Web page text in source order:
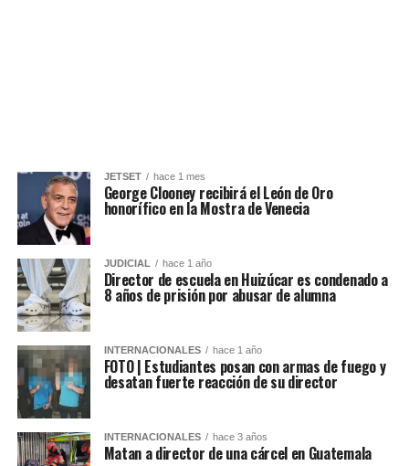
JETSET hace 1 mes
George Clooney recibirá el León de Oro
honorífico en la Mostra de Venecia
JUDICIAL hace 1 año
Director de escuela en Huizúcar es condenado a
8 años de prisión por abusar de alumna
INTERNACIONALES hace 1 año
FOTO | Estudiantes posan con armas de fuego y
desatan fuerte reacción de su director
INTERNACIONALES hace 3 años
Matan a director de una cárcel en Guatemala